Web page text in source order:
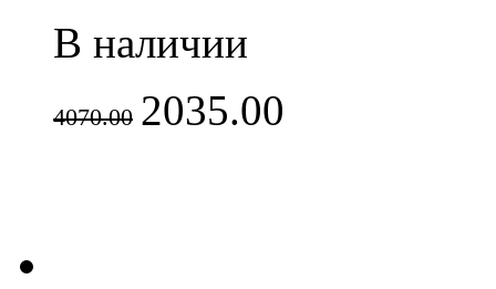
В наличии
4070.00 2035.00